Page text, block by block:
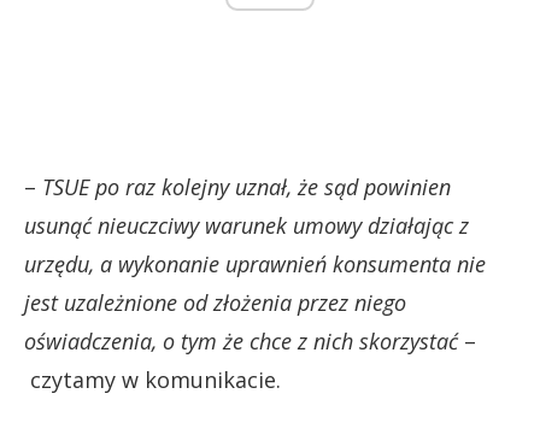
– TSUE po raz kolejny uznał, że sąd powinien
usunąć nieuczciwy warunek umowy działając z
urzędu, a wykonanie uprawnień konsumenta nie
jest uzależnione od złożenia przez niego
oświadczenia, o tym że chce z nich skorzystać–
czytamy w komunikacie.